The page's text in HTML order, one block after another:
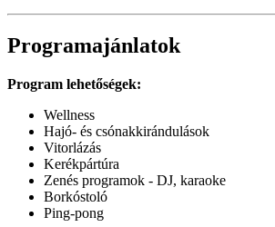
Programajánlatok
Program lehetőségek:
Wellness
Hajó- és csónakkirándulások
Vitorlázás
Kerékpártúra
Zenés programok - DJ, karaoke
Borkóstoló
Ping-pong